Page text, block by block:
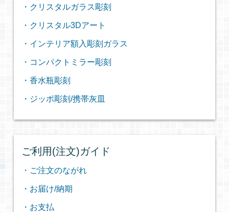
・クリスタルガラス彫刻
・クリスタル3Dアート
・インテリア額入彫刻ガラス
・コンパクトミラー彫刻
・香水瓶彫刻
・ジッポ彫刻/携帯灰皿
ご利用(注文)ガイド
・ご注文のながれ
・お届け/納期
・お支払